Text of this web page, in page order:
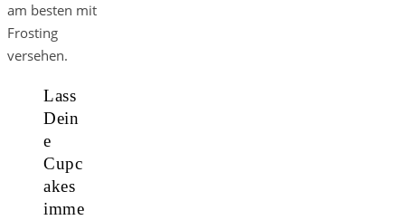
am besten mit
Frosting
versehen.
Lass
Dein
e
Cupc
akes
imme